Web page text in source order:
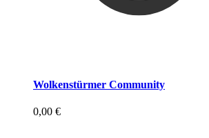
Wolkenstürmer Community
0,00 €